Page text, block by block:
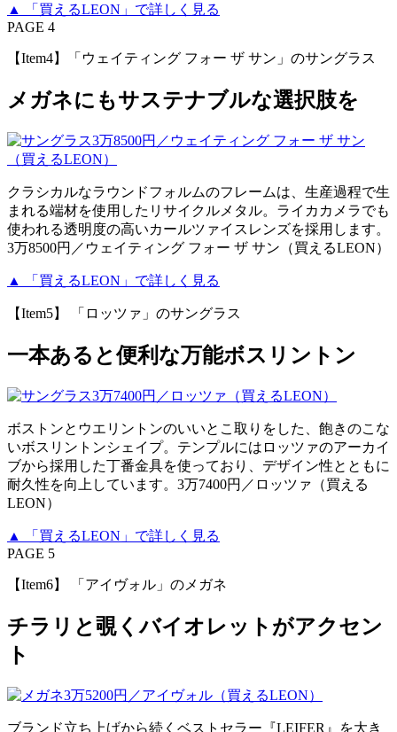
▲ 「買えるLEON」で詳しく見る
PAGE 4
【Item4】「ウェイティング フォー ザ サン」のサングラス
メガネにもサステナブルな選択肢を
クラシカルなラウンドフォルムのフレームは、生産過程で生
まれる端材を使用したリサイクルメタル。ライカカメラでも
使われる透明度の高いカールツァイスレンズを採用します。
3万8500円／ウェイティング フォー ザ サン（買えるLEON）
▲ 「買えるLEON」で詳しく見る
【Item5】 「ロッツァ」のサングラス
一本あると便利な万能ボスリントン
ボストンとウエリントンのいいとこ取りをした、飽きのこな
いボスリントンシェイプ。テンプルにはロッツァのアーカイ
ブから採用した丁番金具を使っており、デザイン性とともに
耐久性を向上しています。3万7400円／ロッツァ（買える
LEON）
▲ 「買えるLEON」で詳しく見る
PAGE 5
【Item6】 「アイヴォル」のメガネ
チラリと覗くバイオレットがアクセン
ト
ブランド立ち上げから続くベストセラー『LEIFER』を大き